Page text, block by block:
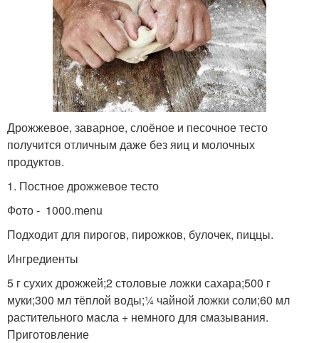
Дрожжевое, заварное, слоёное и песочное тесто
получится отличным даже без яиц и молочных
продуктов.
1. Постное дрожжевое тесто
Фото - 1000.menu
Подходит для пирогов, пирожков, булочек, пиццы.
Ингредиенты
5 г сухих дрожжей;2 столовые ложки сахара;500 г
муки;300 мл тёплой воды;¼ чайной ложки соли;60 мл
растительного масла + немного для смазывания.
Приготовление